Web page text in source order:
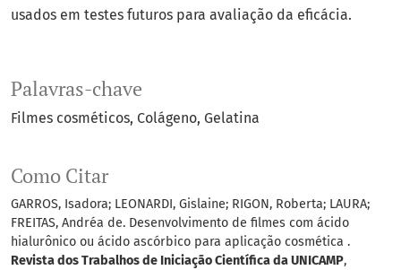
Palavras-chave
Filmes cosméticos Colágeno Gelatina
Como Citar
GARROS, Isadora; LEONARDI, Gislaine; RIGON, Roberta; LAURA;
FREITAS, Andréa de. Desenvolvimento de filmes com ácido
hialurônico ou ácido ascórbico para aplicação cosmética .
Revista dos Trabalhos de Iniciação Científica da UNICAMP,
usados em testes futuros para avaliação da eficácia.